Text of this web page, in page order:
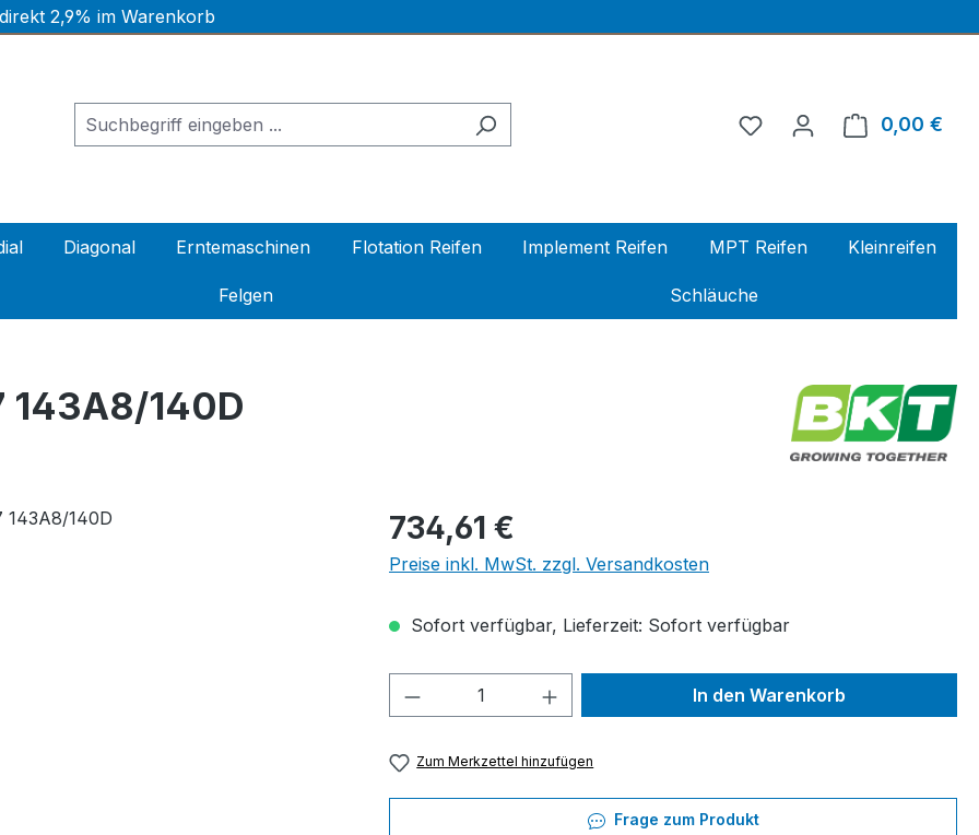
2,9% im Warenkorb
0,00 €
Diagonal Erntemaschinen Flotation Reifen Implement Reifen MPT Reifen Kleinreifen
Felgen Schläuche
143A8/140D
Regulärer Preis:
734,61 €
Preise inkl. MwSt. zzgl. Versandkosten
Sofort verfügbar, Lieferzeit: Sofort verfügbar
Produkt Anzahl: Gib den gewünschten Wert
In den Warenkorb
Zum Merkzettel hinzufügen
Frage zum Produkt